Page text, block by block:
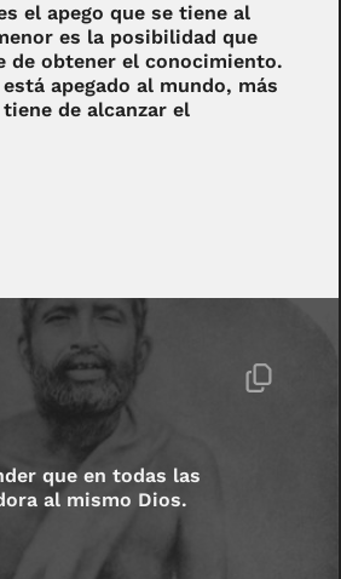
el apego que se tiene al
es la posibilidad que
de obtener el conocimiento.
apegado al mundo, más
de alcanzar el
que en todas las
al mismo Dios.